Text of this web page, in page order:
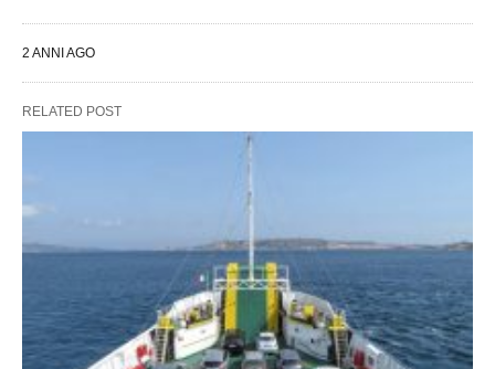
2 ANNI AGO
RELATED POST